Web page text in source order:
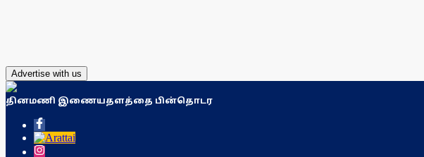
Advertise with us
தினமணி இணையதளத்தை பின்தொடர